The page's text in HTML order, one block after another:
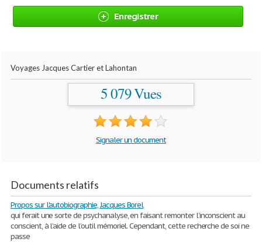
Enregistrer
Voyages Jacques Cartier et Lahontan
5 079 Vues
Signaler un document
Documents relatifs
Propos sur l'autobiographie, Jacques Borel
qui ferait une sorte de psychanalyse, en faisant remonter l’inconscient au
conscient, à l’aide de l’outil mémoriel. Cependant, cette recherche de soi ne
passe